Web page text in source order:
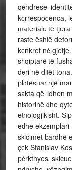
qëndrese,
korrespodenca,
materiale të
raste është
konkret në
shqiptarë të
deri në ditët
plotësuar një
sakta që lidhen
historinë dhe
etnologjikisht.
edhe ekzemplari
skicimet bardhë
çek Stanislav
përkthyes,